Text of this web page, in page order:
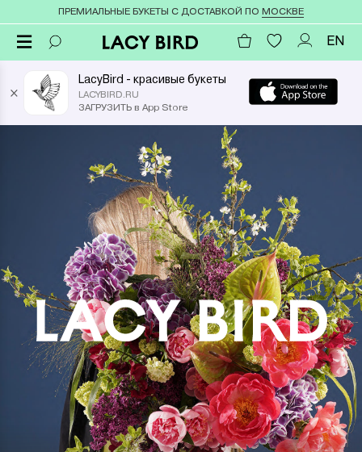
ПРЕМИАЛЬНЫЕ БУКЕТЫ С ДОСТАВКОЙ ПО МОСКВЕ
EN
×
LacyBird - красивые букеты
LACYBIRD.RU
ЗАГРУЗИТЬ в App Store